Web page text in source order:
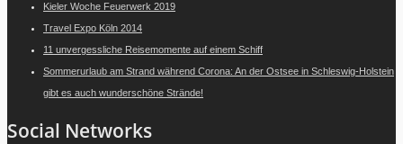
Kieler Woche Feuerwerk 2019
Travel Expo Köln 2014
11 unvergessliche Reisemomente auf einem Schiff
Sommerurlaub am Strand während Corona: An der Ostsee in Schleswig-Holstein
gibt es auch wunderschöne Strände!
Social Networks